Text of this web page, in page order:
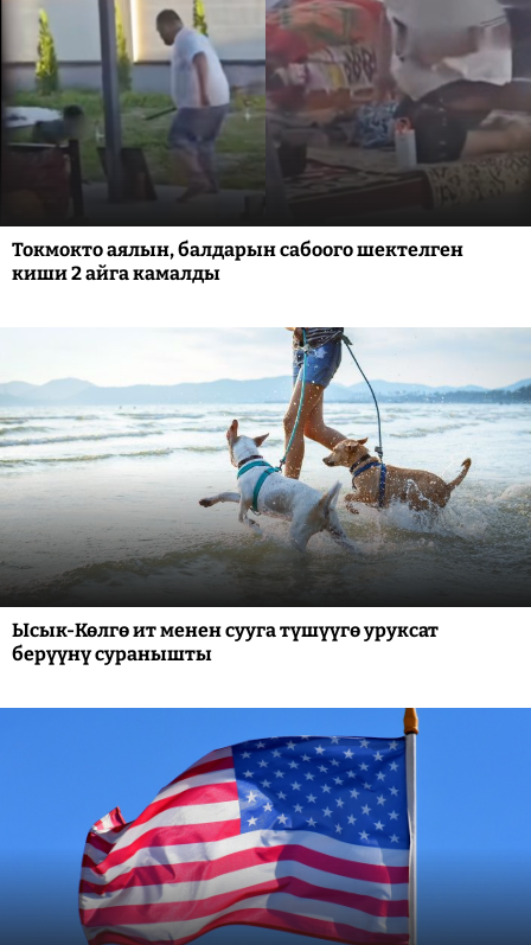
Токмокто аялын, балдарын сабоого шектелген
киши 2 айга камалды
Ысык-Көлгө ит менен сууга түшүүгө уруксат
берүүнү суранышты